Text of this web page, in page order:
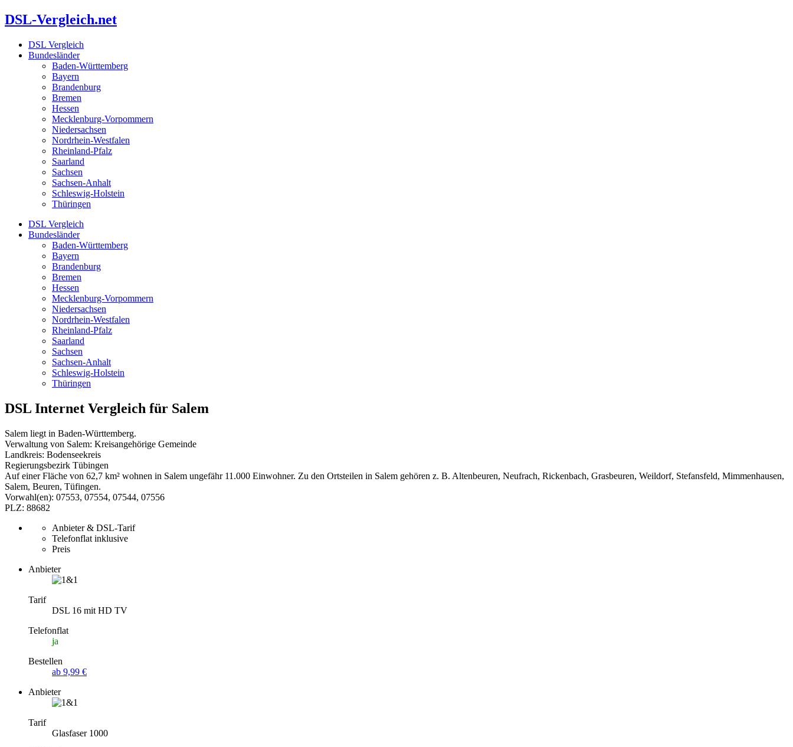
Zum
Inhalt
DSL-Vergleich.net
DSL Vergleich
Bundesländer
Baden-Württemberg
Bayern
Brandenburg
Bremen
Hessen
Mecklenburg-Vorpommern
Niedersachsen
Nordrhein-Westfalen
Rheinland-Pfalz
Saarland
Sachsen
Sachsen-Anhalt
Schleswig-Holstein
Thüringen
DSL Vergleich
Bundesländer
Baden-Württemberg
Bayern
Brandenburg
Bremen
Hessen
Mecklenburg-Vorpommern
Niedersachsen
Nordrhein-Westfalen
Rheinland-Pfalz
Saarland
Sachsen
Sachsen-Anhalt
Schleswig-Holstein
Thüringen
DSL Internet Vergleich für Salem
Salem liegt in Baden-Württemberg.
Verwaltung von Salem: Kreisangehörige Gemeinde
Landkreis: Bodenseekreis
Regierungsbezirk Tübingen
Auf einer Fläche von 62,7 km² wohnen in Salem ungefähr 11.000 Einwohner. Zu den Ortsteilen in Salem gehören z. B. Altenbeuren, Neufrach, Rickenbach, Grasbeuren, Weildorf, Stefansfeld, Mimmenhausen,
Salem, Beuren, Tüfingen.
Vorwahl(en): 07553, 07554, 07544, 07556
PLZ: 88682
Anbieter & DSL-Tarif
Telefonflat inklusive
Preis
Anbieter
Tarif
DSL 16 mit HD TV
Telefonflat
ja
Bestellen
ab 9,99 €
Anbieter
Tarif
Glasfaser 1000